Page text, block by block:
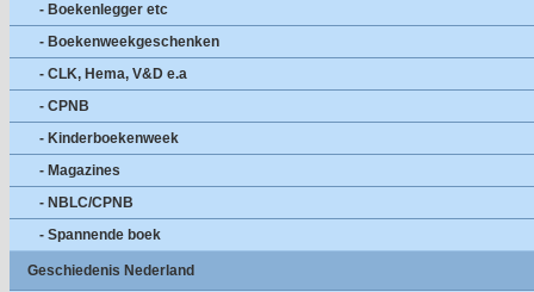
- Boekenlegger etc
- Boekenweekgeschenken
- CLK, Hema, V&D e.a
- CPNB
- Kinderboekenweek
- Magazines
- NBLC/CPNB
- Spannende boek
Geschiedenis Nederland